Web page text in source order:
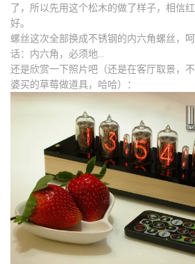
了，所以先用这个松木的做了样子，相信
好。
螺丝这次全部换成不锈钢的内六角螺丝，
话：内六角，必须地…
还是欣赏一下照片吧（还是在客厅取景，
婆买的草莓做道具，哈哈）：